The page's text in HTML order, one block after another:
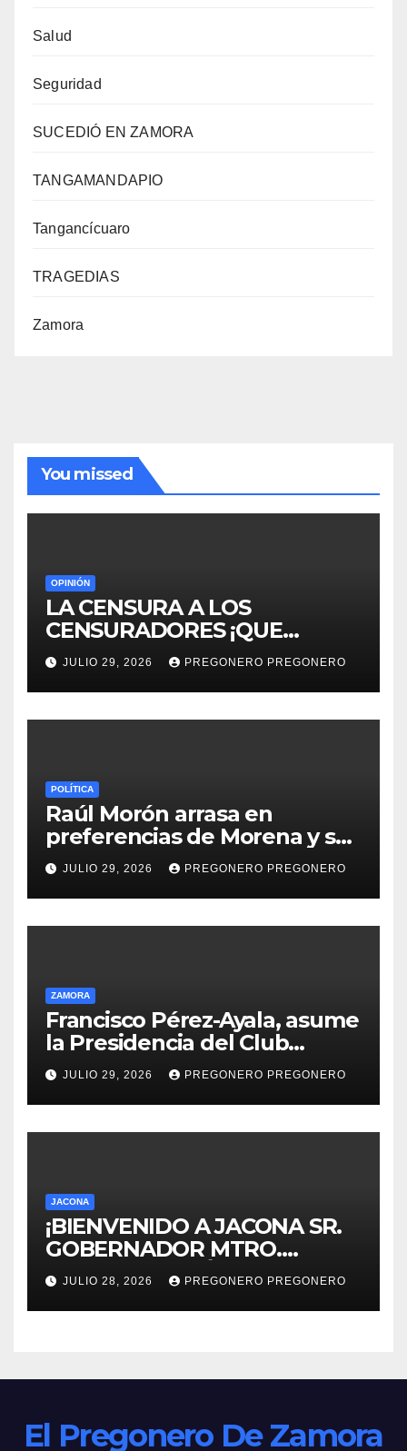
Salud
Seguridad
SUCEDIÓ EN ZAMORA
TANGAMANDAPIO
Tangancícuaro
TRAGEDIAS
Zamora
You missed
OPINIÓN
LA CENSURA A LOS
CENSURADORES ¡QUE
HORROR!
JULIO 29, 2026 PREGONERO PREGONERO
POLÍTICA
Raúl Morón arrasa en
preferencias de Morena y se
perfila hacia la gubernatura
de Michoacán en 2027
JULIO 29, 2026 PREGONERO PREGONERO
ZAMORA
Francisco Pérez-Ayala, asume
la Presidencia del Club
Rotario Zamora Industrial,
para el periodo 2026–2027
JULIO 29, 2026 PREGONERO PREGONERO
JACONA
¡BIENVENIDO A JACONA SR.
GOBERNADOR MTRO.
ALFREDO RAMÍREZ
BEDOLLA!
JULIO 28, 2026 PREGONERO PREGONERO
El Pregonero De Zamora